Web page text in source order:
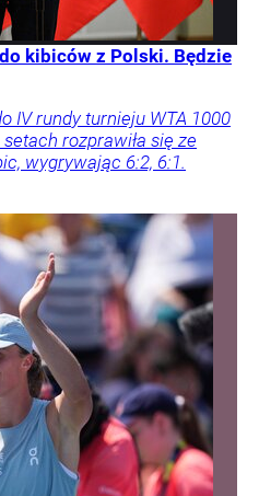
kibiców z Polski. Będzie
IV rundy turnieju WTA 1000
rozprawiła się ze
wygrywając 6:2, 6:1.